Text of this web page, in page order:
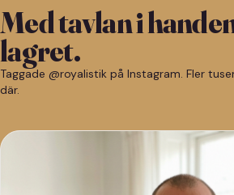
Med tavlan i
lagret.
Taggade @royalistik på Instagram. Fler
där.